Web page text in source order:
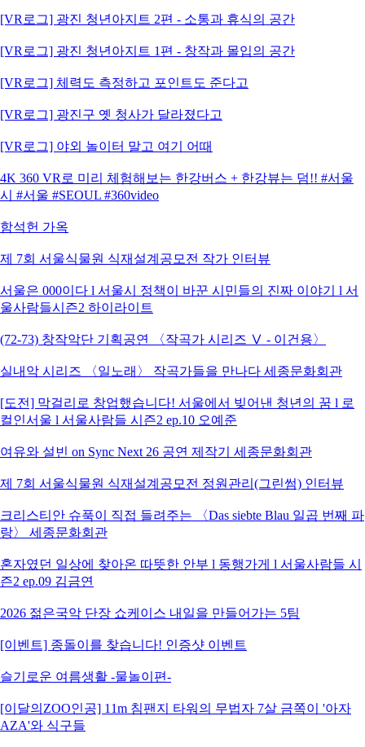
[VR로그] 광진 청년아지트 2편 - 소통과 휴식의 공간
[VR로그] 광진 청년아지트 1편 - 창작과 몰입의 공간
[VR로그] 체력도 측정하고 포인트도 준다고
[VR로그] 광진구 옛 청사가 달라졌다고
[VR로그] 야외 놀이터 말고 여기 어때
4K 360 VR로 미리 체험해보는 한강버스 + 한강뷰는 덤!! #서울
시 #서울 #SEOUL #360video
함석헌 가옥
제 7회 서울식물원 식재설계공모전 작가 인터뷰
서울은 000이다 l 서울시 정책이 바꾼 시민들의 진짜 이야기 l 서
울사람들시즌2 하이라이트
(72-73) 창작악단 기획공연 〈작곡가 시리즈 Ⅴ - 이건용〉
실내악 시리즈 〈일노래〉 작곡가들을 만나다 세종문화회관
[도전] 막걸리로 창업했습니다! 서울에서 빚어낸 청년의 꿈 l 로
컬인서울 l 서울사람들 시즌2 ep.10 오예준
여유와 설빈 on Sync Next 26 공연 제작기 세종문화회관
제 7회 서울식물원 식재설계공모전 정원관리(그린썸) 인터뷰
크리스티안 슈푹이 직접 들려주는 〈Das siebte Blau 일곱 번째 파
랑〉 세종문화회관
혼자였던 일상에 찾아온 따뜻한 안부 l 동행가게 l 서울사람들 시
즌2 ep.09 김금연
2026 젊은국악 단장 쇼케이스 내일을 만들어가는 5팀
[이벤트] 종돌이를 찾습니다! 인증샷 이벤트
슬기로운 여름생활 -물놀이편-
[이달의ZOO인공] 11m 침팬지 타워의 무법자 7살 금쪽이 '아자
AZA'와 식구들